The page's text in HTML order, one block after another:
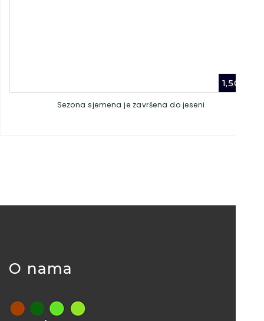
1,50
Sezona sjemena je završena do jeseni.
O nama